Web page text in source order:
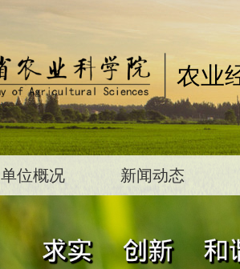
农业
单位概况 新闻动态